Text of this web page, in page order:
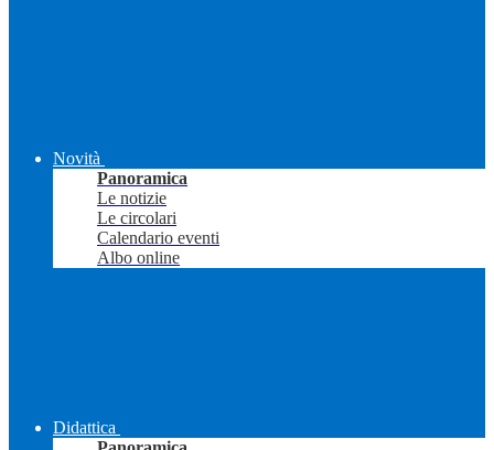
Novità
Panoramica
Le notizie
Le circolari
Calendario eventi
Albo online
Didattica